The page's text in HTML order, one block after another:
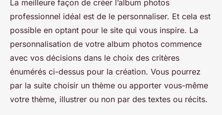
La meilleure façon de créer l’album photos
professionnel idéal est de le personnaliser. Et cela est
possible en optant pour le site qui vous inspire. La
personnalisation de votre album photos commence
avec vos décisions dans le choix des critères
énumérés ci-dessus pour la création. Vous pourrez
par la suite choisir un thème ou apporter vous-même
votre thème, illustrer ou non par des textes ou récits.